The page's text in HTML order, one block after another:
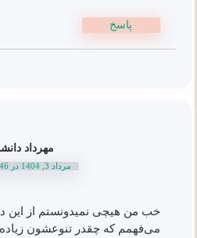
پاسخ
مهرداد
مرداد 3, 1404 در 2:46 ق.ظ
خب من هیچی نمیدونستم از این
می‌فهمم که چقدر تنوعشون